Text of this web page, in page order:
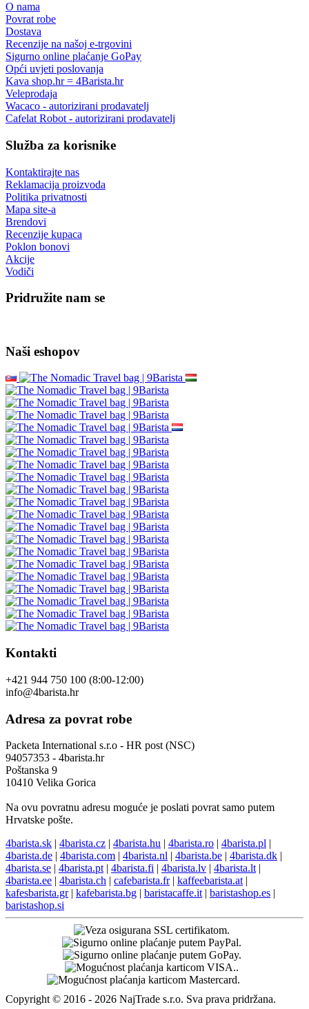
O nama
Povrat robe
Dostava
Recenzije na našoj e-trgovini
Sigurno online plaćanje GoPay
Opći uvjeti poslovanja
Kava shop.hr = 4Barista.hr
Veleprodaja
Wacaco - autorizirani prodavatelj
Cafelat Robot - autorizirani prodavatelj
Služba za korisnike
Kontaktirajte nas
Reklamacija proizvoda
Politika privatnosti
Mapa site-a
Brendovi
Recenzije kupaca
Poklon bonovi
Akcije
Vodiči
Pridružite nam se
Naši eshopov
Kontakti
+421 944 750 100 (8:00-12:00)
info@4barista.hr
Adresa za povrat robe
Packeta International s.r.o - HR post (NSC)
94057353 - 4barista.hr
Poštanska 9
10410 Velika Gorica
Na ovu povratnu adresu moguće je poslati povrat samo putem
Hrvatske pošte.
4barista.sk | 4barista.cz | 4barista.hu | 4barista.ro | 4barista.pl |
4barista.de | 4barista.com | 4barista.nl | 4barista.be | 4barista.dk |
4barista.se | 4barista.pt | 4barista.fi | 4barista.lv | 4barista.lt |
4barista.ee | 4barista.ch | cafebarista.fr| kaffeebarista.at |
kafesbarista.gr| kafebarista.bg | baristacaffe.it | baristashop.es |
baristashop.si
Copyright © 2016 - 2026 NajTrade s.r.o. Sva prava pridržana.